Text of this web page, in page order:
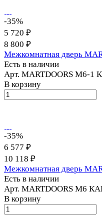
-35%
5 720 ₽
8 800 ₽
Межкомнатная дверь
Есть в наличии
Арт. MARTDOORS M6-1
В корзину
-35%
6 577 ₽
10 118 ₽
Межкомнатная дверь
Есть в наличии
Арт. MARTDOORS M6
В корзину